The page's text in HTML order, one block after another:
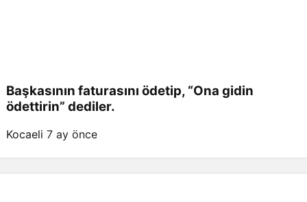
Başkasının faturasını ödetip, “Ona gidin
ödettirin” dediler.
Kocaeli 7 ay önce